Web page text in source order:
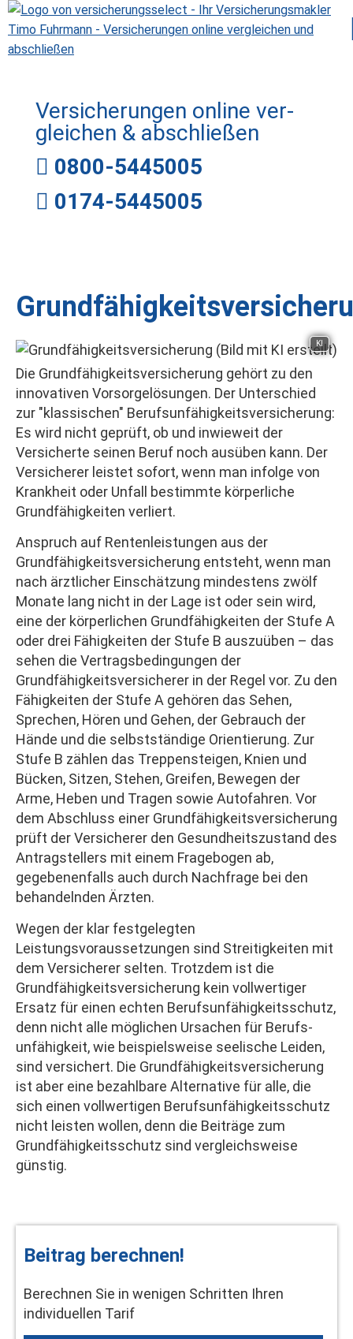
Versicherungen online ver­
gleichen & abschließen
0800-5445005
0174-5445005
KI
Die Grundfähigkeitsversicherung gehört zu den
innovativen Vorsorgelösungen. Der Unterschied
zur "klassischen" Berufs­unfähig­keitsversicherung:
Es wird nicht geprüft, ob und inwieweit der
Versicherte seinen Beruf noch ausüben kann. Der
Versicherer leistet sofort, wenn man infolge von
Krankheit oder Unfall bestimmte körperliche
Grundfähigkeiten verliert.
Anspruch auf Rentenleistungen aus der
Grundfähigkeitsversicherung entsteht, wenn man
nach ärztlicher Einschätzung mindestens zwölf
Monate lang nicht in der Lage ist oder sein wird,
eine der körperlichen Grundfähigkeiten der Stufe A
oder drei Fähigkeiten der Stufe B auszuüben – das
sehen die Vertragsbedingungen der
Grundfähigkeitsversicherer in der Regel vor. Zu den
Fähigkeiten der Stufe A gehören das Sehen,
Sprechen, Hören und Gehen, der Gebrauch der
Hände und die selbstständige Orientierung. Zur
Stufe B zählen das Treppensteigen, Knien und
Bücken, Sitzen, Stehen, Greifen, Bewegen der
Arme, Heben und Tragen sowie Autofahren. Vor
dem Abschluss einer Grundfähigkeitsversicherung
prüft der Versicherer den Gesundheitszustand des
Antragstellers mit einem Fragebogen ab,
gegebenenfalls auch durch Nachfrage bei den
behandelnden Ärzten.
Wegen der klar festgelegten
Leistungsvoraussetzungen sind Streitigkeiten mit
dem Versicherer selten. Trotzdem ist die
Grundfähigkeitsversicherung kein vollwertiger
Ersatz für einen echten Berufs­unfähig­keitsschutz,
denn nicht alle möglichen Ursachen für Berufs­
unfähig­keit, wie beispielsweise seelische Leiden,
sind versichert. Die Grundfähigkeitsversicherung
ist aber eine bezahlbare Alternative für alle, die
sich einen vollwertigen Berufs­unfähig­keitsschutz
nicht leisten wollen, denn die Beiträge zum
Grundfähigkeitsschutz sind vergleichsweise
günstig.
Beitrag berechnen!
Berechnen Sie in wenigen Schritten Ihren
individuellen Tarif